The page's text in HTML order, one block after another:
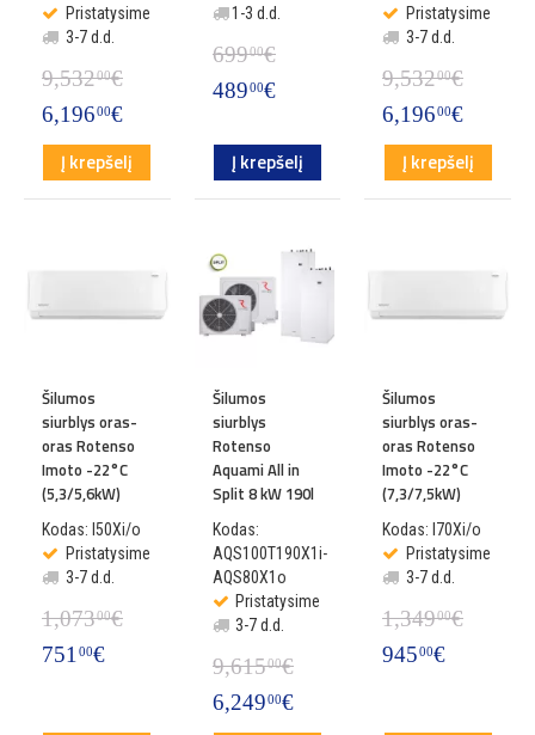
Pristatysime
3-7 d.d.
9,53200€
6,19600€
Į krepšelį
1-3 d.d.
69900€
48900€
Į krepšelį
Pristatysime
3-7 d.d.
9,53200€
6,19600€
Į krepšelį
Šilumos
siurblys oras-
oras Rotenso
Imoto -22°C
(5,3/5,6kW)
Kodas: I50Xi/o
Pristatysime
3-7 d.d.
1,07300€
75100€
Šilumos
siurblys
Rotenso
Aquami All in
Split 8 kW 190l
Kodas:
AQS100T190X1i-
AQS80X1o
Pristatysime
3-7 d.d.
9,61500€
6,24900€
Šilumos
siurblys oras-
oras Rotenso
Imoto -22°C
(7,3/7,5kW)
Kodas: I70Xi/o
Pristatysime
3-7 d.d.
1,34900€
94500€